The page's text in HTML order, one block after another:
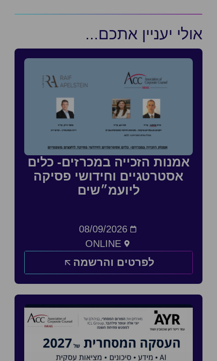
אולי יעניין אתכם...
אמנות הזכייה במכרזים- כלים
אסטרטגיים וחידושי פסיקה
ליועמ״שים
08/09/2026
ONLINE
לפרטים והרשמה